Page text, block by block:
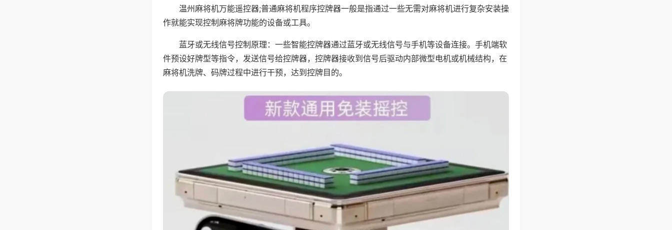
温州麻将机万能遥控器;普通麻将机程序控牌器一般是指通过一些无需对麻将机进行复杂安装操
作就能实现控制麻将牌功能的设备或工具。
蓝牙或无线信号控制原理：一些智能控牌器通过蓝牙或无线信号与手机等设备连接。手机端软
件预设好牌型等指令，发送信号给控牌器，控牌器接收到信号后驱动内部微型电机或机械结构，在
麻将机洗牌、码牌过程中进行干预，达到控牌目的。